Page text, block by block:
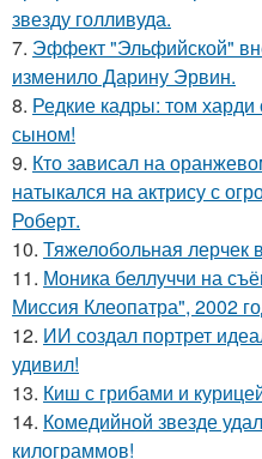
звезду голливуда.
7. Эффект "Эльфийской"
изменило Дарину Эрвин.
8. Редкие кадры: том
сыном!
9. Кто зависал на
натыкался на актрису с
Роберт.
10. Тяжелобольная лерчек
11. Моника беллуччи на
Миссия Клеопатра", 2002
12. ИИ создал портрет
удивил!
13. Киш с грибами и
14. Комедийной звезде
килограммов!